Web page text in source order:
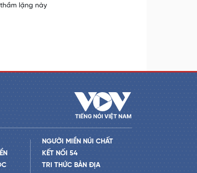
lặng này
NGƯỜI MIỀN NÚI CHẤT
KẾT NỐI 54
TRI THỨC BẢN ĐỊA